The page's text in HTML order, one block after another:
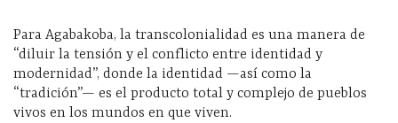
Para Agabakoba, la transcolonialidad es una manera de
“diluir la tensión y el conflicto entre identidad y
modernidad”, donde la identidad —así como la
“tradición”— es el producto total y complejo de pueblos
vivos en los mundos en que viven.